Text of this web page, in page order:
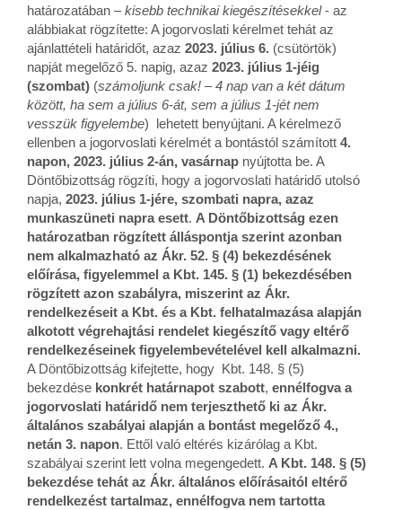
határozatában –kisebb technikai kiegészítésekkel- az
alábbiakat rögzítette: A jogorvoslati kérelmet tehát az
ajánlattételi határidőt, azaz 2023. július 6. (csütörtök)
napját megelőző 5. napig, azaz 2023. július 1-jéig
(szombat) (számoljunk csak! – 4 nap van a két dátum
között, ha sem a július 6-át, sem a július 1-jét nem
vesszük figyelembe) lehetett benyújtani. A kérelmező
ellenben a jogorvoslati kérelmét a bontástól számított 4.
napon, 2023. július 2-án, vasárnap nyújtotta be. A
Döntőbizottság rögzíti, hogy a jogorvoslati határidő utolsó
napja, 2023. július 1-jére, szombati napra, azaz
munkaszüneti napra esett. A Döntőbizottság ezen
határozatban rögzített álláspontja szerint azonban
nem alkalmazható az Ákr. 52. § (4) bekezdésének
előírása, figyelemmel a Kbt. 145. § (1) bekezdésében
rögzített azon szabályra, miszerint az Ákr.
rendelkezéseit a Kbt. és a Kbt. felhatalmazása alapján
alkotott végrehajtási rendelet kiegészítő vagy eltérő
rendelkezéseinek figyelembevételével kell alkalmazni.
A Döntőbizottság kifejtette, hogy Kbt. 148. § (5)
bekezdése konkrét határnapot szabott, ennélfogva a
jogorvoslati határidő nem terjeszthető ki az Ákr.
általános szabályai alapján a bontást megelőző 4.,
netán 3. napon. Ettől való eltérés kizárólag a Kbt.
szabályai szerint lett volna megengedett. A Kbt. 148. § (5)
bekezdése tehát az Ákr. általános előírásaitól eltérő
rendelkezést tartalmaz, ennélfogva nem tartotta